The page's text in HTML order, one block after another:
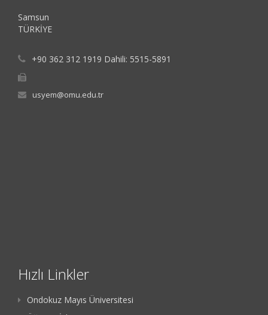
Samsun
TÜRKİYE
+90 362 312 1919 Dahili: 5515-5891
usyem@omu.edu.tr
Hızlı Linkler
Ondokuz Mayıs Üniversitesi